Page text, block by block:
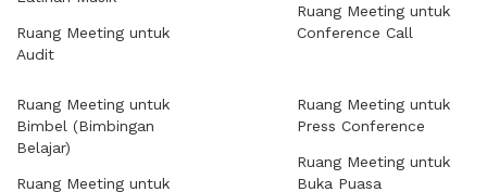
Ruang Meeting untuk
Audit
Ruang Meeting untuk
Conference Call
Ruang Meeting untuk
Bimbel (Bimbingan
Belajar)
Ruang Meeting untuk
Ruang Meeting untuk
Press Conference
Ruang Meeting untuk
Buka Puasa